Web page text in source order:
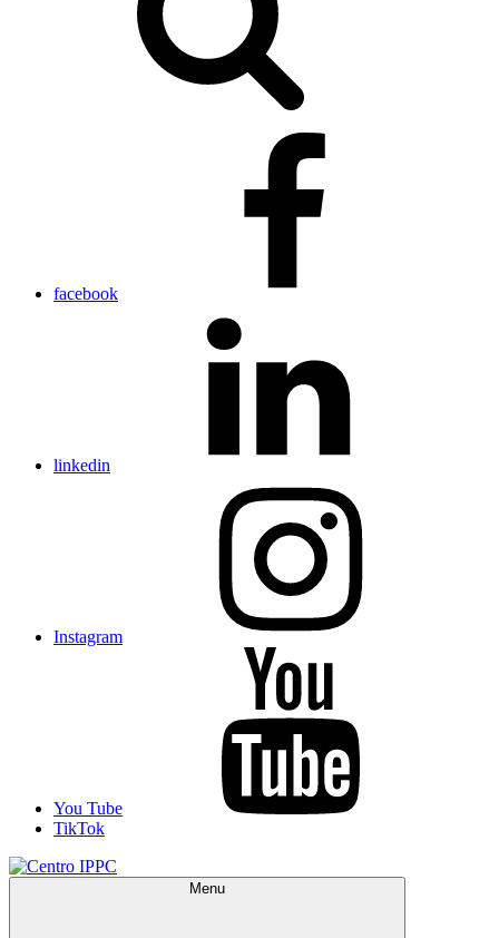
facebook
linkedin
Instagram
You Tube
TikTok
Menu